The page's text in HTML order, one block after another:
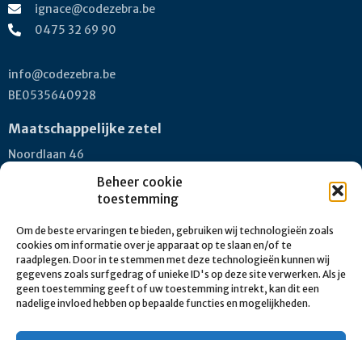
Beheer cookie
toestemming
Om de beste ervaringen te bieden, gebruiken wij technologieën zoals
cookies om informatie over je apparaat op te slaan en/of te
raadplegen. Door in te stemmen met deze technologieën kunnen wij
gegevens zoals surfgedrag of unieke ID's op deze site verwerken. Als je
geen toestemming geeft of uw toestemming intrekt, kan dit een
nadelige invloed hebben op bepaalde functies en mogelijkheden.
ignace@codezebra.be
0475 32 69 90
info@codezebra.be
BE0535640928
Maatschappelijke zetel
Noordlaan 46
9200 Dendermonde
Au Bureau
Kwintijnpoort 106
9200 Dendermonde